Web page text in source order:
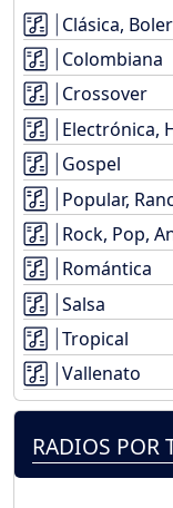
Clásica,
Colombiana
Crossover
Electrónica,
Gospel
Popular,
Rock, Pop,
Romántica
Salsa
Tropical
Vallenato
RADIOS POR